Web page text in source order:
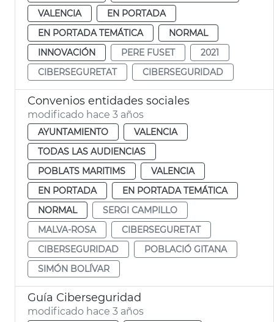
VALENCIA
EN PORTADA
EN PORTADA TEMÁTICA
NORMAL
INNOVACIÓN
PERE FUSET
2021
CIBERSEGURETAT
CIBERSEGURIDAD
Convenios entidades sociales
modificado hace 3 años
AYUNTAMIENTO
VALENCIA
TODAS LAS AUDIENCIAS
POBLATS MARITIMS
VALENCIA
EN PORTADA
EN PORTADA TEMÁTICA
NORMAL
SERGI CAMPILLO
MALVA-ROSA
CIBERSEGURETAT
CIBERSEGURIDAD
POBLACIÓ GITANA
SIMÓN BOLÍVAR
Guía Ciberseguridad
modificado hace 3 años